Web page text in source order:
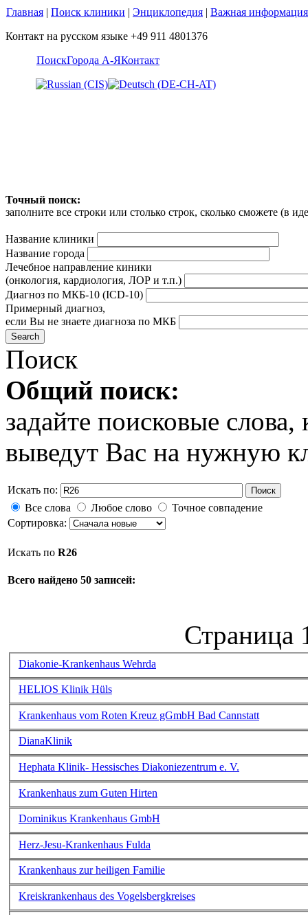
Главная | Поиск клиники | Энциклопедия | Важная информация
Контакт на русском языке +49 911 4801376
ПоискГорода А-ЯКонтакт
Точный поиск:
заполните все строки или столько строк, сколько сможете (в
Название клиники
Название города
Лечебное направление киники
(онкология, кардиология, ЛОР и т.п.)
Диагноз по МКБ-10 (ICD-10)
Примерный диагноз,
если Вы не знаете диагноза по МКБ
Поиск
Общий поиск:
задайте поисковые
выведут Вас на нужную
Искать по: Поиск
Все слова Любое слово
Точное совпадение
Сортировка:
Искать по R26
Всего найдено 50 записей:
Страница
Diakonie-Krankenhaus Wehrda
HELIOS Klinik Hüls
Krankenhaus vom Roten Kreuz gGmbH Bad Cannstatt
DianaKlinik
Hephata Klinik- Hessisches Diakoniezentrum e. V.
Krankenhaus zum Guten Hirten
Dominikus Krankenhaus GmbH
Herz-Jesu-Krankenhaus Fulda
Krankenhaus zur heiligen Familie
Kreiskrankenhaus des Vogelsbergkreises